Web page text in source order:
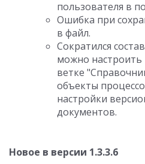
пользователя в
Ошибка при
в файл.
Сократился
можно настроить
ветке
объекты
настройки
документов.
Новое в версии 1.3.3.6